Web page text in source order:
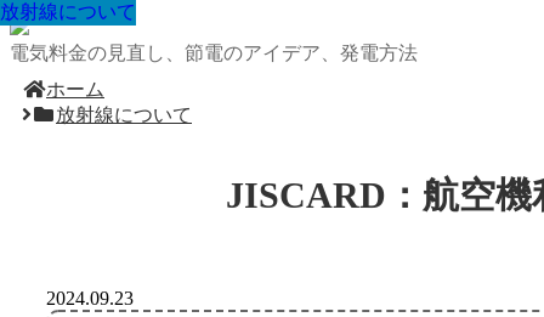
電気料金の見直し、節電のアイデア、発電方法
ホーム
放射線について
JISCARD：航空
放射線について
2024.09.23
放射線について
放射線について
放射線について
放射線について
放射線について
放射線について
放射線について
放射線について